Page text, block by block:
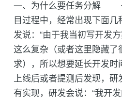
一、为什么要任务分
目过程中，经常出现下
发说：“由于我当初写开发
这么复杂（或者这里隐藏了
求），所以想要延长开发
上线后或者提测后发现，
有实现，研发会说：“我开